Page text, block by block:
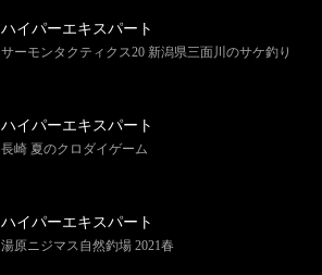
ハイパーエキスパート
サーモンタクティクス20 新潟県三面川のサケ釣り
ハイパーエキスパート
長崎 夏のクロダイゲーム
ハイパーエキスパート
湯原ニジマス自然釣場 2021春